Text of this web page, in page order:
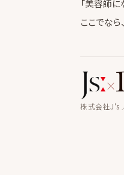
「美容師
ここでなら、
×
株式会社J's